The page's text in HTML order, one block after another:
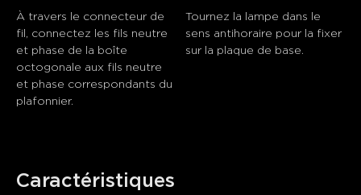
À travers le connecteur de
fil, connectez les fils neutre
et phase de la boîte
octogonale aux fils neutre
et phase correspondants du
plafonnier.
Tournez la lampe dans le
sens antihoraire pour la fixer
sur la plaque de base.
Caractéristiques